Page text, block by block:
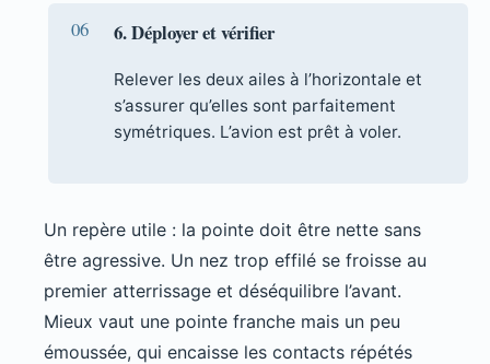
6. Déployer et vérifier
Relever les deux ailes à l’horizontale et
s’assurer qu’elles sont parfaitement
symétriques. L’avion est prêt à voler.
Un repère utile : la pointe doit être nette sans
être agressive. Un nez trop effilé se froisse au
premier atterrissage et déséquilibre l’avant.
Mieux vaut une pointe franche mais un peu
émoussée, qui encaisse les contacts répétés